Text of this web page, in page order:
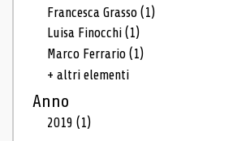
Francesca Grasso(1)
Luisa Finocchi(1)
Marco Ferrario(1)
+ altri elementi
Anno
2019(1)